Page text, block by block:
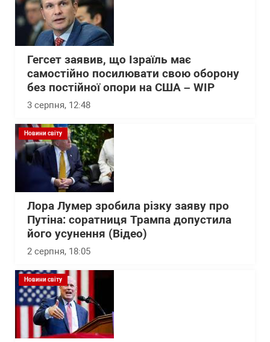
Гегсет заявив, що Ізраїль має
самостійно посилювати свою оборону
без постійної опори на США – WІP
3 серпня, 12:48
Новини світу
Лора Лумер зробила різку заяву про
Путіна: соратниця Трампа допустила
його усунення (Відео)
2 серпня, 18:05
Новини світу